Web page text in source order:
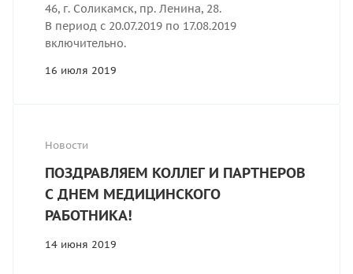
46, г. Соликамск, пр. Ленина, 28.
В период с 20.07.2019 по 17.08.2019
включительно.
16 июля 2019
Новости
ПОЗДРАВЛЯЕМ КОЛЛЕГ И ПАРТНЕРОВ
С ДНЕМ МЕДИЦИНСКОГО
РАБОТНИКА!
14 июня 2019